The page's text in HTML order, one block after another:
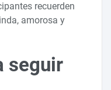
recuerden
amorosa y
seguir